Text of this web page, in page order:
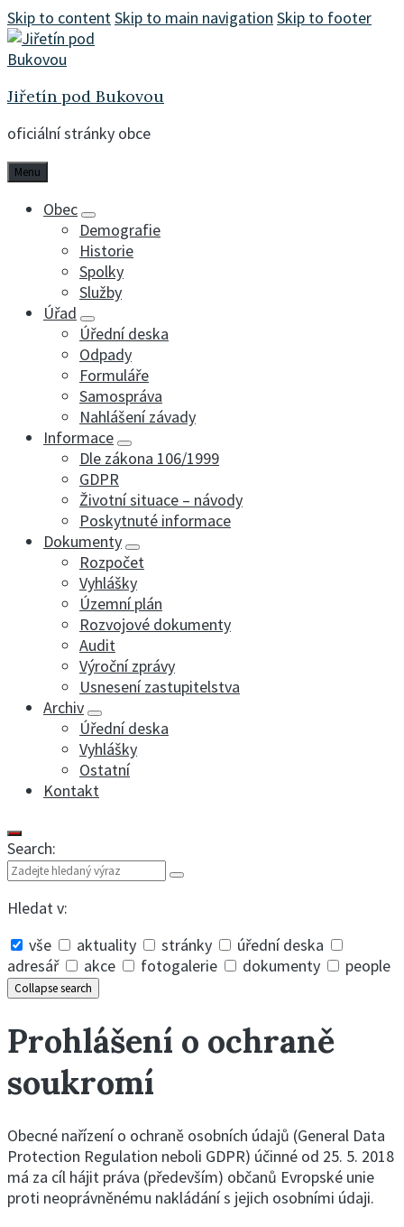
Skip to contentSkip to main navigation Skip to footer
Jiřetín pod Bukovou
oficiální stránky obce
Menu
Obec
Demografie
Historie
Spolky
Služby
Úřad
Úřední deska
Odpady
Formuláře
Samospráva
Nahlášení závady
Informace
Dle zákona 106/1999
GDPR
Životní situace – návody
Poskytnuté informace
Dokumenty
Rozpočet
Vyhlášky
Územní plán
Rozvojové dokumenty
Audit
Výroční zprávy
Usnesení zastupitelstva
Archiv
Úřední deska
Vyhlášky
Ostatní
Kontakt
Search:
Hledat v:
vše
aktuality stránky
úřední deska
adresář
akce fotogalerie dokumenty people
Collapse search
Prohlášení o ochraně
soukromí
Obecné nařízení o ochraně osobních údajů (General Data
Protection Regulation neboli GDPR) účinné od 25. 5. 2018
má za cíl hájit práva (především) občanů Evropské unie
proti neoprávněnému nakládání s jejich osobními údaji.